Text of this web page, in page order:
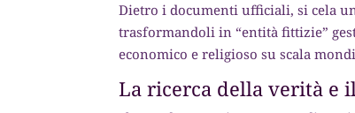
Dietro i documenti ufficiali, si cela
trasformandoli in “entità fittizie”
economico e religioso su scala
La ricerca della verità e